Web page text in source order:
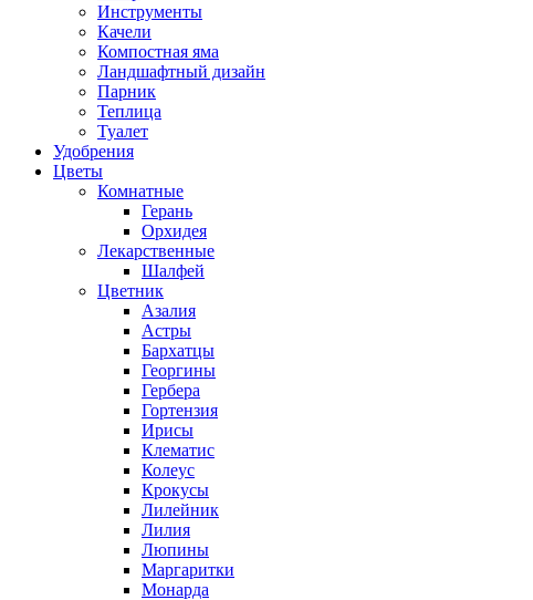
Инструменты
Качели
Компостная яма
Ландшафтный дизайн
Парник
Теплица
Туалет
Удобрения
Цветы
Комнатные
Герань
Орхидея
Лекарственные
Шалфей
Цветник
Азалия
Астры
Бархатцы
Георгины
Гербера
Гортензия
Ирисы
Клематис
Колеус
Крокусы
Лилейник
Лилия
Люпины
Маргаритки
Монарда